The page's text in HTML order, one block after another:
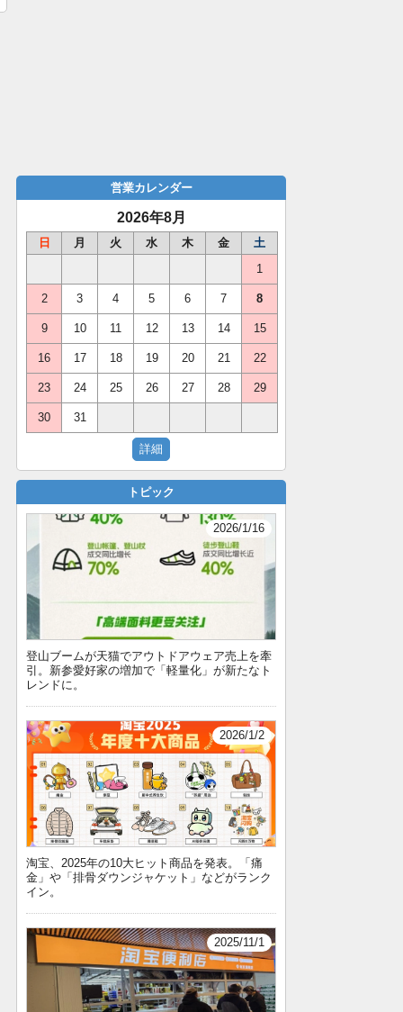
営業カレンダー
2026年8月
日 月 火 水 木 金
土
1
2 3 4 5 6 7 8
9 10 11 12 13 14 15
16 17 18 19 20 21 22
23 24 25 26 27 28 29
30 31
トピック
2026/1/16
登山ブームが天猫でアウトドアウェア売上を牽
引。新参愛好家の増加で「軽量化」が新たなト
レンドに。
2026/1/2
淘宝、2025年の10大ヒット商品を発表。「痛
金」や「排骨ダウンジャケット」などがランク
イン。
2025/11/1